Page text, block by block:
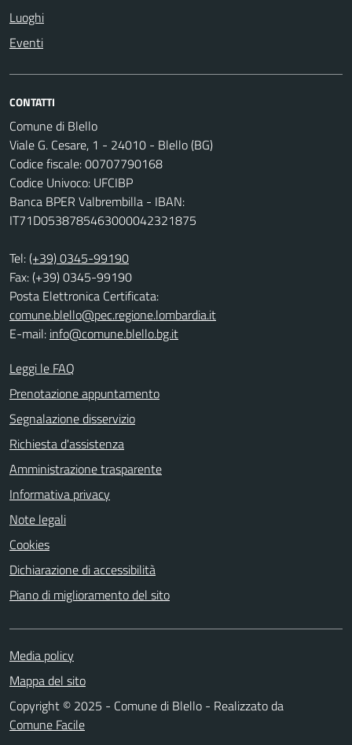
Luoghi
Eventi
CONTATTI
Comune di Blello
Viale G. Cesare, 1 - 24010 - Blello (BG)
Codice fiscale: 00707790168
Codice Univoco: UFCIBP
Banca BPER Valbrembilla - IBAN:
IT71D0538785463000042321875
Tel:(+39) 0345-99190
Fax: (+39) 0345-99190
Posta Elettronica Certificata:
comune.blello@pec.regione.lombardia.it
E-mail: info@comune.blello.bg.it
Leggi le FAQ
Prenotazione appuntamento
Segnalazione disservizio
Richiesta d'assistenza
Amministrazione trasparente
Informativa privacy
Note legali
Cookies
Dichiarazione di accessibilità
Piano di miglioramento del sito
Media policy
Mappa del sito
Copyright © 2025 - Comune di Blello - Realizzato da
Comune Facile